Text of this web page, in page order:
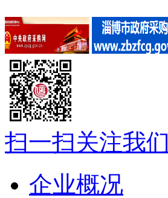
扫一扫关注我们
企业概况